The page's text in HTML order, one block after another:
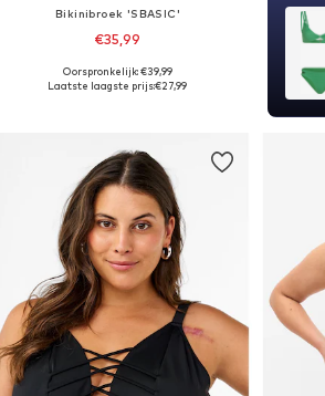
Bikinibroek 'SBASIC'
€35,99
Beschikbaar in vele maten
Oorspronkelijk: €39,99
Laatste laagste prijs:€27,99